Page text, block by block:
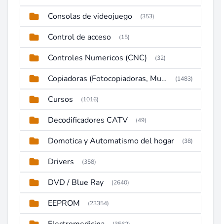
Consolas de videojuego
(353)
Control de acceso (15)
Controles Numericos (CNC) (32)
Copiadoras (Fotocopiadoras, Multifunctions, Ploter, etc) (1483)
Cursos (1016)
Decodificadores CATV (49)
Domotica y Automatismo del hogar (38)
Drivers (358)
DVD / Blue Ray (2640)
EEPROM (23354)